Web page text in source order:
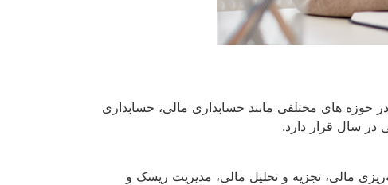
حوزه های مختلفی مانند حسابداری مالی، حسابداری
مالی، تجزیه و تحلیل مالی، مدیریت ریسک و